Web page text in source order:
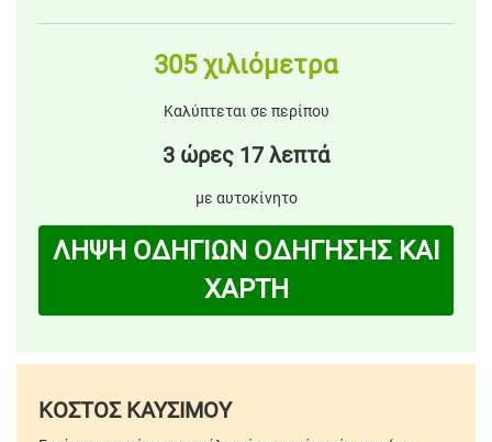
305 χιλιόμετρα
Καλύπτεται σε περίπου
3 ώρες 17 λεπτά
με αυτοκίνητο
ΛΗΨΗ ΟΔΗΓΙΩΝ ΟΔΗΓΗΣΗΣ ΚΑΙ
ΧΑΡΤΗ
ΚΟΣΤΟΣ ΚΑΥΣΙΜΟΥ